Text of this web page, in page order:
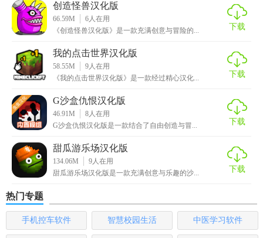
间的游戏过程中也能保持新鲜感。
3. 精美画面：高清画质和细腻的光影效果为玩家呈现了一个
真实而美丽的游戏世界，提升了游戏的沉浸感。
4. 社交互动：多人在线游玩功能让玩家能够与其他玩家互动
【创造与冒险汉化版测评】
创造与冒险汉化版以其高度自由的游戏玩法、精美的画面效
果以及丰富的游戏内容，赢得了广大玩家的喜爱。游戏中的
建造和探索元素相结合，为玩家带来了全新的游戏体验。同
共同打造一个属于自己的游戏世界。总体来说，创造与冒险
汉化版是一款值得一试的沙盒类游戏。
创造怪兽汉化版
66.59M 6人在用
《创造怪兽汉化版》是一款充满创意与冒险的...
下载
我的点击世界汉化版
58.55M 9人在用
《我的点击世界汉化版》是一款经过精心汉化...
下载
G沙盒仇恨汉化版
46.91M 8人在用
G沙盒仇恨汉化版是一款结合了自由创造与冒...
下载
甜瓜游乐场汉化版
134.06M 9人在用
甜瓜游乐场汉化版是一款充满创意与乐趣的沙...
下载
热门专题
手机控车软件 智慧校园生活 中医学习软件